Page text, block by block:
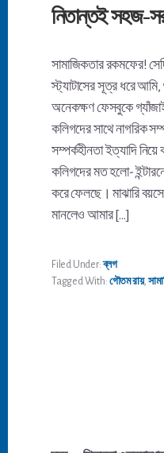
নিতান্তই সহজ-
সামাজিকতার রকমফের!
স্ট্যাটাসের সূত্র ধরে
অনেকক্ষণ ফেসবুকে
কলিগদের সাথে নাগরিক
সম্পর্কহীনতা ইত্যাদি
কলিগদের মত হলো-
করে ফেলছে। মাঝারি
মানলেও আমার […]
Filed Under:ব্লগ
Tagged With: গৌতম রায়,